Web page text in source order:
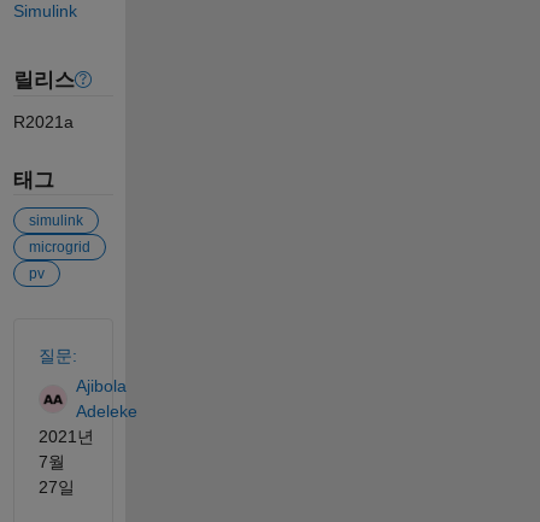
Simulink
릴리스
R2021a
태그
simulink
microgrid
pv
질문:
Ajibola
Adeleke
2021년
7월
27일